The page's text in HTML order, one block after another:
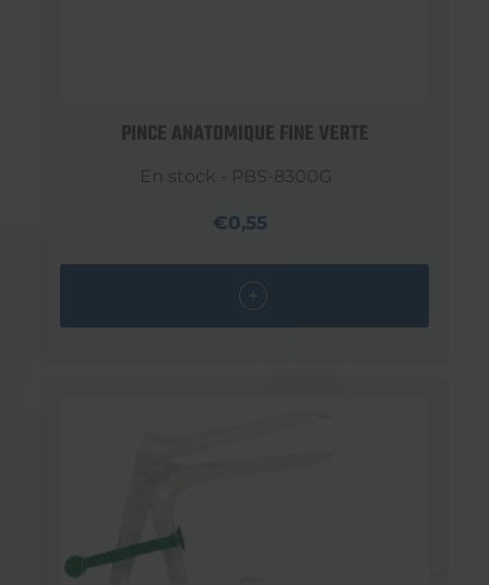
PINCE ANATOMIQUE FINE VERTE
En stock - PBS-8300G
€0,55